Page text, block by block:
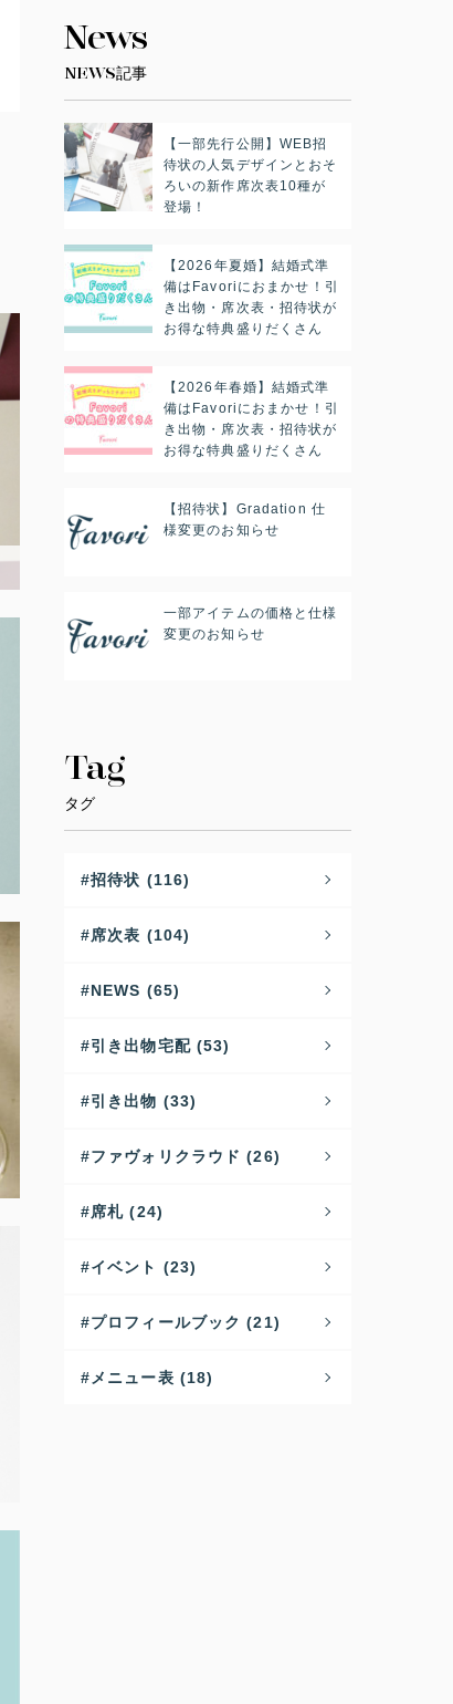
News
NEWS記事
【一部先行公開】WEB招
待状の人気デザインとおそ
ろいの新作席次表10種が
登場！
【2026年夏婚】結婚式準
備はFavoriにおまかせ！引
き出物・席次表・招待状が
お得な特典盛りだくさん
【2026年春婚】結婚式準
備はFavoriにおまかせ！引
き出物・席次表・招待状が
お得な特典盛りだくさん
【招待状】Gradation 仕
様変更のお知らせ
一部アイテムの価格と仕様
変更のお知らせ
Tag
タグ
招待状 (116)
席次表 (104)
NEWS (65)
引き出物宅配 (53)
引き出物 (33)
ファヴォリクラウド (26)
席札 (24)
イベント (23)
プロフィールブック (21)
メニュー表 (18)